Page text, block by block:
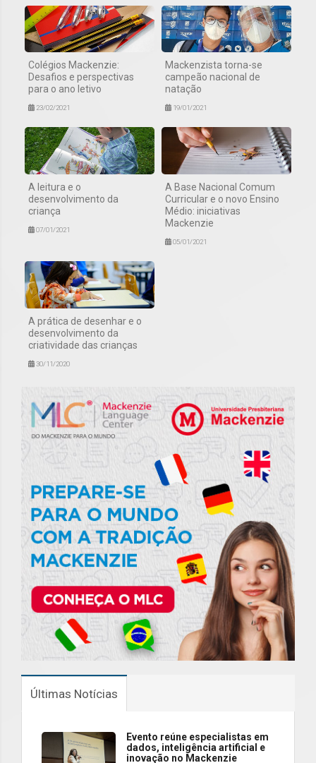
Colégios Mackenzie:
Desafios e perspectivas
para o ano letivo
23/02/2021
Mackenzista torna-se
campeão nacional de
natação
19/01/2021
A leitura e o
desenvolvimento da
criança
07/01/2021
A Base Nacional Comum
Curricular e o novo Ensino
Médio: iniciativas
Mackenzie
05/01/2021
A prática de desenhar e o
desenvolvimento da
criatividade das crianças
30/11/2020
Últimas Notícias
Evento reúne especialistas em
dados, inteligência artificial e
inovação no Mackenzie